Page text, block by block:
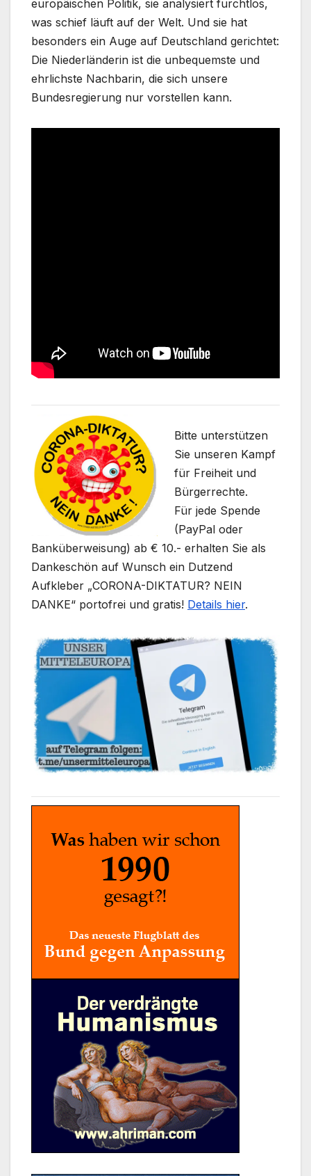
europäischen Politik, sie analysiert furchtlos,
was schief läuft auf der Welt. Und sie hat
besonders ein Auge auf Deutschland gerichtet:
Die Niederländerin ist die unbequemste und
ehrlichste Nachbarin, die sich unsere
Bundesregierung nur vorstellen kann.
Bitte unterstützen
Sie unseren Kampf
für Freiheit und
Bürgerrechte.
Für jede Spende
(PayPal oder
Banküberweisung) ab € 10.- erhalten Sie als
Dankeschön auf Wunsch ein Dutzend
Aufkleber „CORONA-DIKTATUR? NEIN
DANKE“ portofrei und gratis! Details hier.